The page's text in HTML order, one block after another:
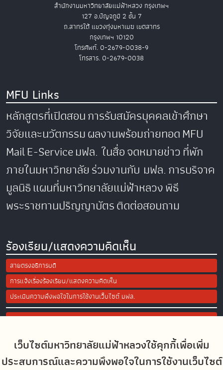
เว็บไซต์มหาวิทยาลัยแม่ฟ้าหลวงใช้คุกกี้เพื่อเพิ่ม
ประสบการณ์และความพึงพอใจในการใช้งานเว็บไซต์
สำนักงานมหาวิทยาลัยแม่ฟ้าหลวง กรุงเทพฯ
127 อ.ปัญจภูมิ 2 ชั้น 7
ถ.สาทรใต้ แขวงทุ่งมหาเมฆ เขตสาทร
กรุงเทพฯ 10120
โทรศัพท์. 0-2679-0038-9
โทรสาร. 0-2679-0038
MFU Links
หลักสูตรที่เปิดสอนการรับสมัครบุคคลเข้าศึกษา
วิจัยและนวัตกรรมผลงานพร้อมถ่ายทอดMFU
MailE-Serviceมฟล. ในสื่อจดหมายข่าวที่พัก
ภายในมหาวิทยาลัยร่วมงานกับ มฟล.การบริจาค
มูลนิธิแผนที่มหาวิทยาลัยแม่ฟ้าหลวงพิธี
พระราชทานปริญญาบัตรติดต่อสอบถาม
ร้องเรียน/แสดงความคิดเห็น
สายตรงอธิการบดี
การแจ้งเรื่องร้องเรียน/แสดงความคิดเห็น
ประเมินความพึงพอใจในการใช้งานเว็บไซต์ มฟล.
Site Map
Social Media